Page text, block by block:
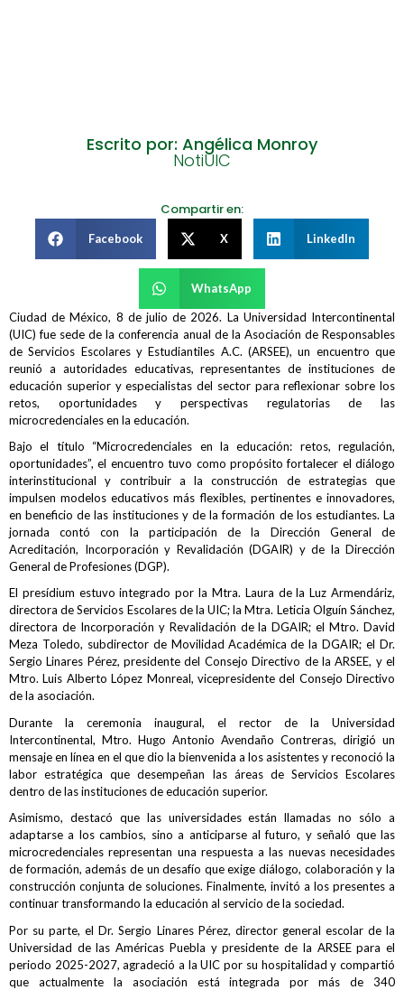
Escrito por: Angélica Monroy
NotiUIC
Compartir en:
Facebook X LinkedIn
WhatsApp
Ciudad de México, 8 de julio de 2026. La Universidad Intercontinental
(UIC) fue sede de la conferencia anual de la Asociación de Responsables
de Servicios Escolares y Estudiantiles A.C. (ARSEE), un encuentro que
reunió a autoridades educativas, representantes de instituciones de
educación superior y especialistas del sector para reflexionar sobre los
retos, oportunidades y perspectivas regulatorias de las
microcredenciales en la educación.
Bajo el título “Microcredenciales en la educación: retos, regulación,
oportunidades”, el encuentro tuvo como propósito fortalecer el diálogo
interinstitucional y contribuir a la construcción de estrategias que
impulsen modelos educativos más flexibles, pertinentes e innovadores,
en beneficio de las instituciones y de la formación de los estudiantes. La
jornada contó con la participación de la Dirección General de
Acreditación, Incorporación y Revalidación (DGAIR) y de la Dirección
General de Profesiones (DGP).
El presídium estuvo integrado por la Mtra. Laura de la Luz Armendáriz,
directora de Servicios Escolares de la UIC; la Mtra. Leticia Olguín Sánchez,
directora de Incorporación y Revalidación de la DGAIR; el Mtro. David
Meza Toledo, subdirector de Movilidad Académica de la DGAIR; el Dr.
Sergio Linares Pérez, presidente del Consejo Directivo de la ARSEE, y el
Mtro. Luis Alberto López Monreal, vicepresidente del Consejo Directivo
de la asociación.
Durante la ceremonia inaugural, el rector de la Universidad
Intercontinental, Mtro. Hugo Antonio Avendaño Contreras, dirigió un
mensaje en línea en el que dio la bienvenida a los asistentes y reconoció la
labor estratégica que desempeñan las áreas de Servicios Escolares
dentro de las instituciones de educación superior.
Asimismo, destacó que las universidades están llamadas no sólo a
adaptarse a los cambios, sino a anticiparse al futuro, y señaló que las
microcredenciales representan una respuesta a las nuevas necesidades
de formación, además de un desafío que exige diálogo, colaboración y la
construcción conjunta de soluciones. Finalmente, invitó a los presentes a
continuar transformando la educación al servicio de la sociedad.
Por su parte, el Dr. Sergio Linares Pérez, director general escolar de la
Universidad de las Américas Puebla y presidente de la ARSEE para el
periodo 2025-2027, agradeció a la UIC por su hospitalidad y compartió
que actualmente la asociación está integrada por más de 340